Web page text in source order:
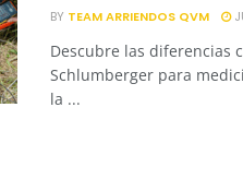
BY TEAM ARRIENDOS QVM
Descubre las diferencias
Schlumberger para
la ...